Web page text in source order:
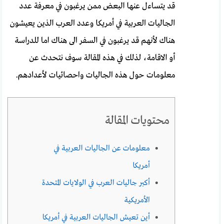
قد يتساءل عنها البعض ممن يرغبون في معرفة عدد
الجاليات العربية في أمريكا وعدد العرب الذين يعيشون
هناك لأنهم قد يرغبون في السفر الى هناك اما للدراسة
أو الاقامة، لذلك في هذه المقالة سوف نتحدث عن
معلومات حول هذه الجاليات واحصائيات لأعدادهم.
محتويات المقالة
معلومات عن الجاليات العربية في
أمريكا
أكبر جاليات العرب في الولايات المتحدة
الأمريكية
أين تعيش الجاليات العربية في أمريكا